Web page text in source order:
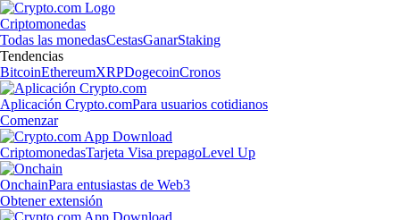
Criptomonedas
Todas las monedasCestasGanarStaking
Tendencias
BitcoinEthereumXRPDogecoinCronos
Aplicación Crypto.comPara usuarios cotidianos
Comenzar
CriptomonedasTarjeta Visa prepagoLevel Up
OnchainPara entusiastas de Web3
Obtener extensión